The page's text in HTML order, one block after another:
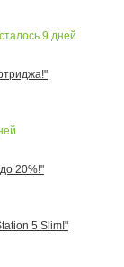
9 дней
20%!"
5 Slim!"